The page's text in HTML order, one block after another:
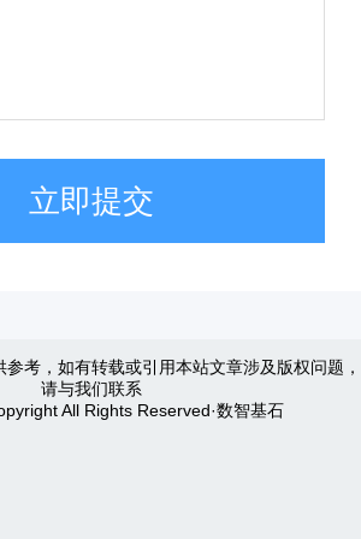
立即提交
考，如有转载或引用本站文章涉及版权问题，
请与我们联系
All Rights Reserved·数智基石